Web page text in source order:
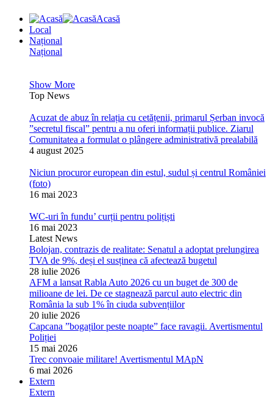
Acasă
Local
Național
Național
Show More
Top News
Acuzat de abuz în relația cu cetățenii, primarul Șerban invocă
”secretul fiscal” pentru a nu oferi informații publice. Ziarul
Comunitatea a formulat o plângere administrativă prealabilă
4 august 2025
Niciun procuror european din estul, sudul și centrul României
(foto)
16 mai 2023
WC-uri în fundu’ curții pentru polițiști
16 mai 2023
Latest News
Bolojan, contrazis de realitate: Senatul a adoptat prelungirea
TVA de 9%, deși el susținea că afectează bugetul
28 iulie 2026
AFM a lansat Rabla Auto 2026 cu un buget de 300 de
milioane de lei. De ce stagnează parcul auto electric din
România la sub 1% în ciuda subvențiilor
20 iulie 2026
Capcana ”bogaților peste noapte” face ravagii. Avertismentul
Poliției
15 mai 2026
Trec convoaie militare! Avertismentul MApN
6 mai 2026
Extern
Extern